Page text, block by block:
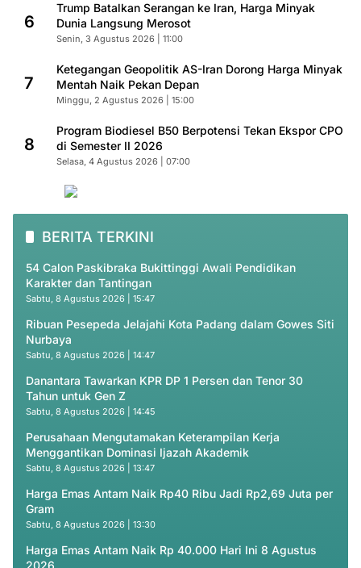
6
Trump Batalkan Serangan ke Iran, Harga Minyak
Dunia Langsung Merosot
Senin, 3 Agustus 2026 | 11:00
7
Ketegangan Geopolitik AS-Iran Dorong Harga Minyak
Mentah Naik Pekan Depan
Minggu, 2 Agustus 2026 | 15:00
8
Program Biodiesel B50 Berpotensi Tekan Ekspor CPO
di Semester II 2026
Selasa, 4 Agustus 2026 | 07:00
BERITA TERKINI
54 Calon Paskibraka Bukittinggi Awali Pendidikan
Karakter dan Tantingan
Sabtu, 8 Agustus 2026 | 15:47
Ribuan Pesepeda Jelajahi Kota Padang dalam Gowes Siti
Nurbaya
Sabtu, 8 Agustus 2026 | 14:47
Danantara Tawarkan KPR DP 1 Persen dan Tenor 30
Tahun untuk Gen Z
Sabtu, 8 Agustus 2026 | 14:45
Perusahaan Mengutamakan Keterampilan Kerja
Menggantikan Dominasi Ijazah Akademik
Sabtu, 8 Agustus 2026 | 13:47
Harga Emas Antam Naik Rp40 Ribu Jadi Rp2,69 Juta per
Gram
Sabtu, 8 Agustus 2026 | 13:30
Harga Emas Antam Naik Rp 40.000 Hari Ini 8 Agustus
2026